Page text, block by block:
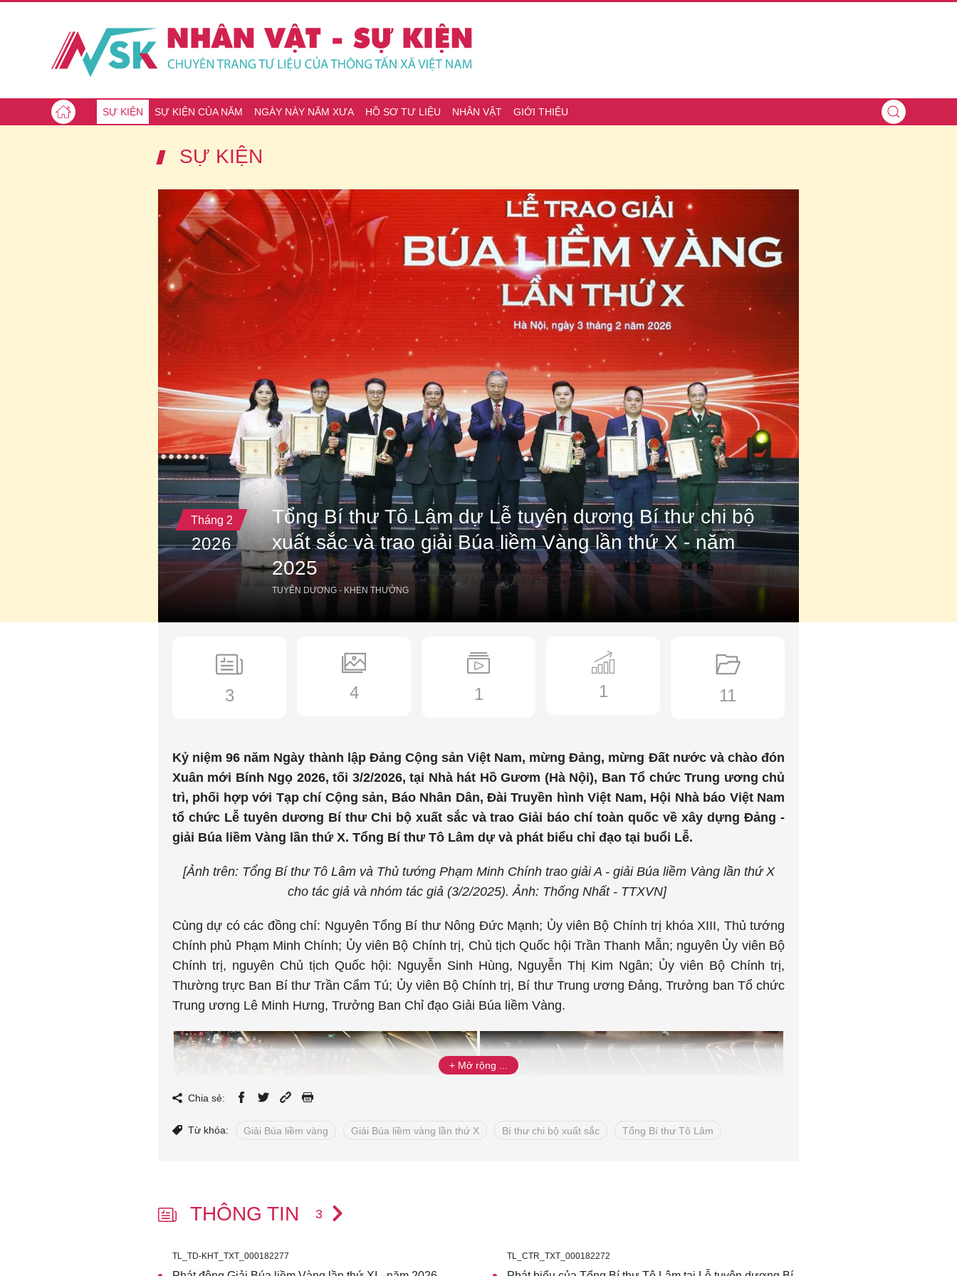
SỰ KIỆN SỰ KIỆN CỦA NĂM NGÀY NÀY NĂM XƯA HỒ SƠ TƯ LIỆU NHÂN VẬT GIỚI THIỆU
SỰ KIỆN
Tháng 2
2026
Tổng Bí thư Tô Lâm dự Lễ tuyên dương Bí thư chi bộ
xuất sắc và trao giải Búa liềm Vàng lần thứ X - năm
2025
TUYÊN DƯƠNG - KHEN THƯỞNG
3 4 1 1 11
Kỷ niệm 96 năm Ngày thành lập Đảng Cộng sản Việt Nam, mừng Đảng, mừng Đất nước và chào đón
Xuân mới Bính Ngọ 2026, tối 3/2/2026, tại Nhà hát Hồ Gươm (Hà Nội), Ban Tổ chức Trung ương chủ
trì, phối hợp với Tạp chí Cộng sản, Báo Nhân Dân, Đài Truyền hình Việt Nam, Hội Nhà báo Việt Nam
tổ chức Lễ tuyên dương Bí thư Chi bộ xuất sắc và trao Giải báo chí toàn quốc về xây dựng Đảng -
giải Búa liềm Vàng lần thứ X. Tổng Bí thư Tô Lâm dự và phát biểu chỉ đạo tại buổi Lễ.
[Ảnh trên:Tổng Bí thư Tô Lâm và Thủ tướng Phạm Minh Chính trao giải A - giải Búa liềm Vàng lần thứ X
cho tác giả và nhóm tác giả (3/2/2025). Ảnh: Thống Nhất - TTXVN]
Cùng dự có các đồng chí: Nguyên Tổng Bí thư Nông Đức Mạnh; Ủy viên Bộ Chính trị khóa XIII, Thủ tướng
Chính phủ Phạm Minh Chính; Ủy viên Bộ Chính trị, Chủ tịch Quốc hội Trần Thanh Mẫn; nguyên Ủy viên Bộ
Chính trị, nguyên Chủ tịch Quốc hội: Nguyễn Sinh Hùng, Nguyễn Thị Kim Ngân; Ủy viên Bộ Chính trị,
Thường trực Ban Bí thư Trần Cẩm Tú; Ủy viên Bộ Chính trị, Bí thư Trung ương Đảng, Trưởng ban Tổ chức
Trung ương Lê Minh Hưng, Trưởng Ban Chỉ đạo Giải Búa liềm Vàng.
Chia sẻ:
Từ khóa: Giải Búa liềm vàng Giải Búa liềm vàng lần thứ X Bí thư chi bộ xuất sắc Tổng Bí thư Tô Lâm
THÔNG TIN 3
TL_TD-KHT_TXT_000182277 TL_CTR_TXT_000182272